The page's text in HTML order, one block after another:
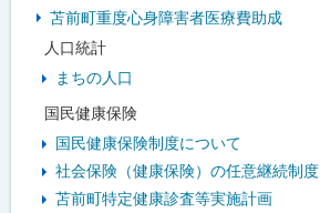
苫前町重度心身障害者医療費助成
人口統計
まちの人口
国民健康保険
国民健康保険制度について
社会保険（健康保険）の任意継続制度
苫前町特定健康診査等実施計画